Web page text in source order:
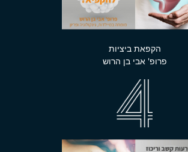
הקפאת ביציות
פרופ' אבי בן הרוש